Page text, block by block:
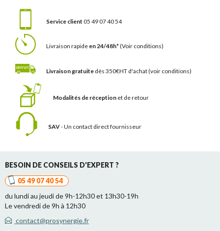
Service client 05 49 07 40 54
Livraison rapide en 24/48h*(Voir conditions)
Livraison gratuite dès 350€HT d'achat(voir conditions)
Modalités de réception et de retour
SAV- Un contact direct fournisseur
BESOIN DE CONSEILS D'EXPERT ?
05 49 07 40 54
du lundi au jeudi de 9h-12h30 et 13h30-19h
Le vendredi de 9h à 12h30
contact@prosynergie.fr